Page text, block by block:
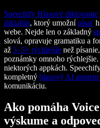
Speechify Hlasové diktovanie
diktafón, ktorý umožnípísať
webe. Nejde len o základný
slová, opravuje gramatiku a
až 3–5× rýchlejšie než
poznámky omnoho rýchlejšie.
niektorých appkách.
kompletný hlasový AI
komunikáciu.
Ako pomáha
výskume a